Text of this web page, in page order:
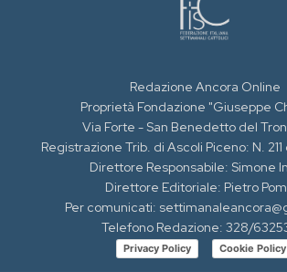
Redazione Ancora Online
Proprietà Fondazione "Giuseppe
Via Forte - San Benedetto del
Registrazione Trib. di Ascoli Piceno: N.
Direttore Responsabile: Simone
Direttore Editoriale: Pietro
Per comunicati:
Telefono Redazione: 328/
Privacy Policy Cookie Policy